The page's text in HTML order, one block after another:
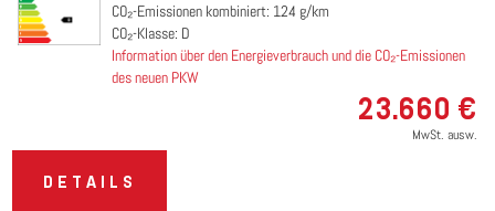
CO₂-Emissionen kombiniert: 124 g/km
CO₂-Klasse: D
Information über den Energieverbrauch und die CO₂-Emissionen
des neuen PKW
23.660 €
MwSt. ausw.
DETAILS